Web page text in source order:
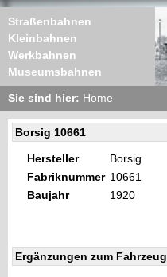
Straßenbahnen
Kleinbahnen
Werkbahnen
Museumsbahnen
Sie sind hier: Home
Borsig 10661
Hersteller Borsig
Fabriknummer 10661
Baujahr
1920
Ergänzungen zum Fahrzeug